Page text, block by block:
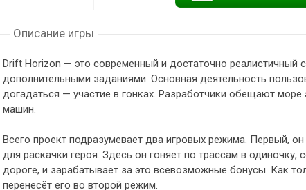
Описание игры
Drift Horizon — это современный и достаточно реалистичный
дополнительными заданиями. Основная деятельность
догадаться — участие в гонках. Разработчики обещают
машин.
Всего проект подразумевает два игровых режима. Первый,
для раскачки героя. Здесь он гоняет по трассам в
дороге, и зарабатывает за это всевозможные бонусы. Как
перенесёт его во второй режим.